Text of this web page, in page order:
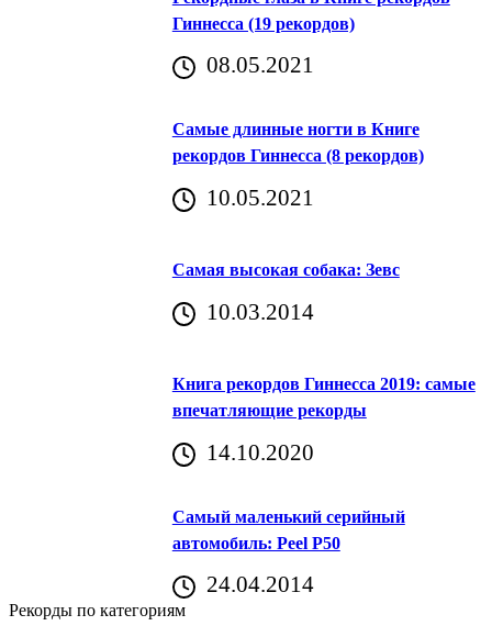
Гиннесса (19 рекордов)
08.05.2021
Самые длинные ногти в Книге
рекордов Гиннесса (8 рекордов)
10.05.2021
Самая высокая собака: Зевс
10.03.2014
Книга рекордов Гиннесса 2019: самые
впечатляющие рекорды
14.10.2020
Самый маленький серийный
автомобиль: Peel P50
24.04.2014
Рекорды по категориям